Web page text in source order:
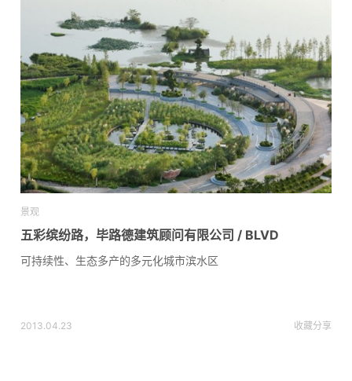
景观
五彩缤纷路，毕路德建筑顾问有限公司 / BLVD
可持续性、生态多产的多元化城市滨水区
2013.04.23 收藏分享